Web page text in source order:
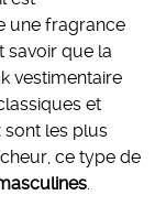
une fragrance
savoir que la
vestimentaire
et
sont les plus
ce type de
.